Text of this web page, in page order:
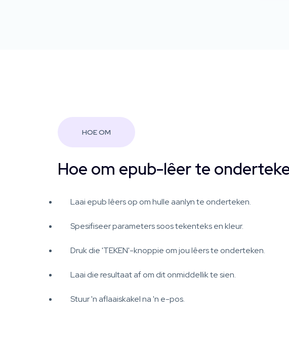
HOE OM
Hoe om epub-lêer te
Laai epub lêers op om hulle aanlyn te onderteken.
Spesifiseer parameters soos tekenteks en kleur.
Druk die 'TEKEN'-knoppie om jou lêers te onderteken.
Laai die resultaat af om dit onmiddellik te sien.
Stuur 'n aflaaiskakel na 'n e-pos.